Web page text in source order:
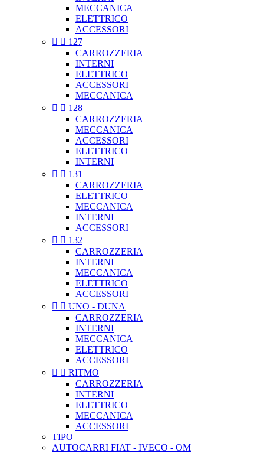
MECCANICA
ELETTRICO
ACCESSORI
  127
CARROZZERIA
INTERNI
ELETTRICO
ACCESSORI
MECCANICA
  128
CARROZZERIA
MECCANICA
ACCESSORI
ELETTRICO
INTERNI
  131
CARROZZERIA
ELETTRICO
MECCANICA
INTERNI
ACCESSORI
  132
CARROZZERIA
INTERNI
MECCANICA
ELETTRICO
ACCESSORI
  UNO - DUNA
CARROZZERIA
INTERNI
MECCANICA
ELETTRICO
ACCESSORI
  RITMO
CARROZZERIA
INTERNI
ELETTRICO
MECCANICA
ACCESSORI
TIPO
AUTOCARRI FIAT - IVECO - OM